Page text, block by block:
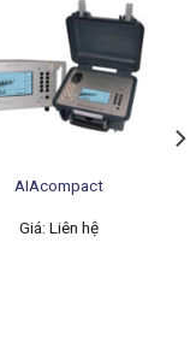
AIAcompact
Giá: Liên hệ